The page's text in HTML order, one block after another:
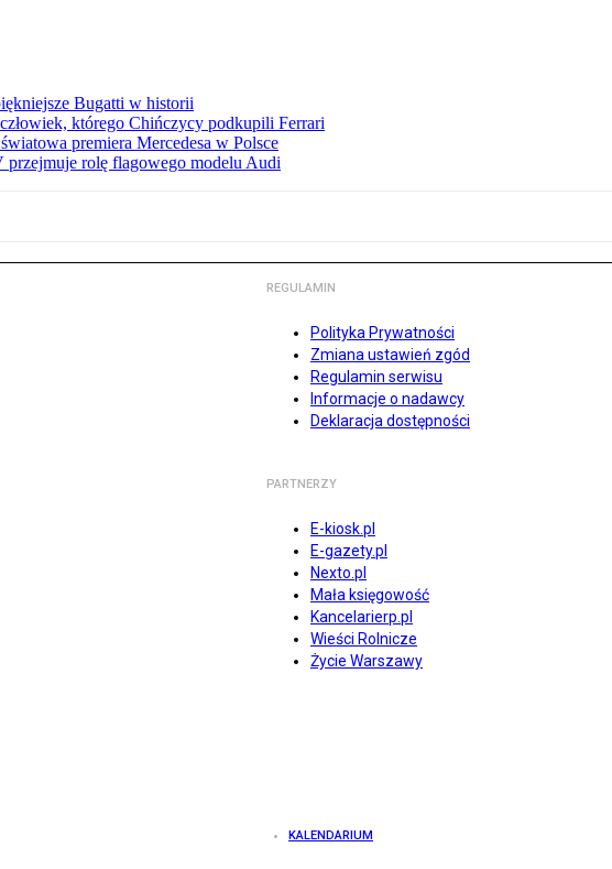
Bugatti w historii
którego Chińczycy podkupili Ferrari
premiera Mercedesa w Polsce
rolę flagowego modelu Audi
REGULAMIN
Polityka Prywatności
Zmiana ustawień zgód
Regulamin serwisu
Informacje o nadawcy
Deklaracja dostępności
PARTNERZY
E-kiosk.pl
E-gazety.pl
Nexto.pl
Mała księgowość
Kancelarierp.pl
Wieści Rolnicze
Życie Warszawy
KALENDARIUM